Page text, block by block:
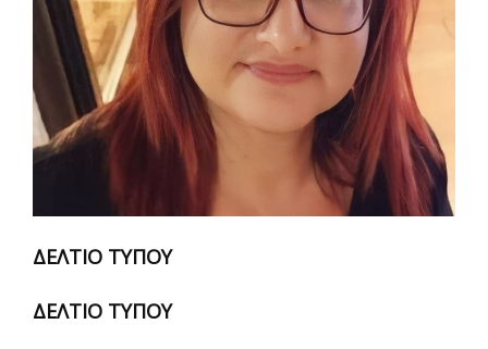
ΔΕΛΤΙΟ ΤΥΠΟΥ
ΔΕΛΤΙΟ ΤΥΠΟΥ